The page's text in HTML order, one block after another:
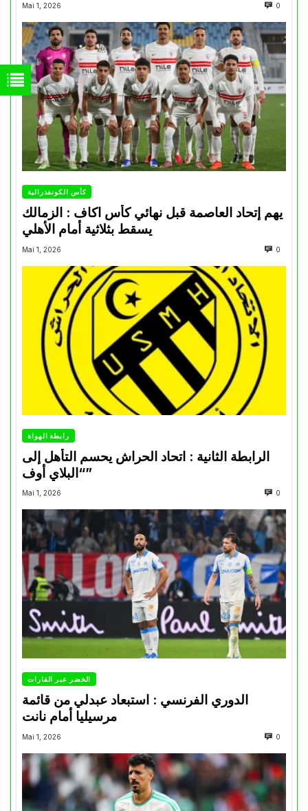
Mai 1, 2026 0
كأس الكونفدرالية
يهم إتحاد العاصمة قبل نهائي كأس اكاف : الزمالك
Mai 1, 2026 0
رابطة الهواة
الرابطة الثانية : اتحاد الحراش يحسم التأهل إلى
“البلاي أوف”
Mai 1, 2026 0
الخضر عبر القارات
الدوري الفرنسي : استبعاد عبدلي من قائمة
مرسيليا أمام نانت
Mai 1, 2026 0